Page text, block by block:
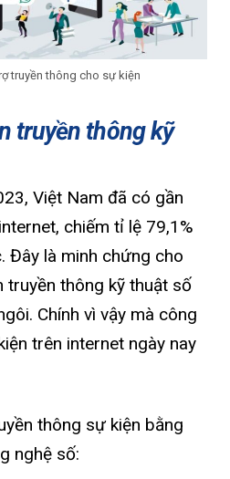
truyền thông cho sự kiện
truyền thông kỹ
Việt Nam đã có gần
chiếm tỉ lệ 79,1%
Đây là minh chứng cho
truyền thông kỹ thuật số
Chính vì vậy mà công
trên internet ngày nay
thông sự kiện bằng
nghệ số: